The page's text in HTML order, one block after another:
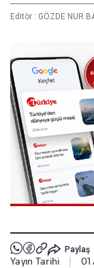
Editör : GÖZDE NUR
Paylaş
Yayın Tarihi 01